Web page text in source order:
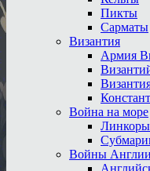
Пикты
Сарматы
Византия
Армия
Война на море
Линкоры
Войны Англии